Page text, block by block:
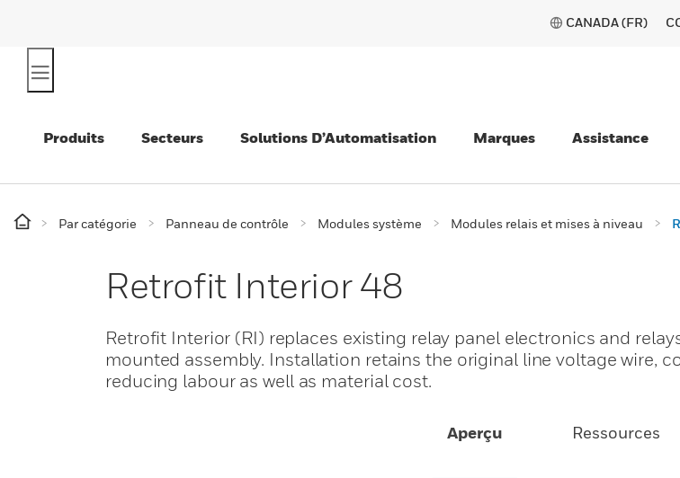
CANADA (FR)
Produits Secteurs Solutions D’Automatisation Marques Assistance
Par catégorie Panneau de contrôle Modules système Modules relais et mises à niveau
Retrofit Interior 48
Retrofit Interior (RI) replaces existing relay panel electronics and
mounted assembly. Installation retains the original line voltage wire,
reducing labour as well as material cost.
Aperçu Ressources